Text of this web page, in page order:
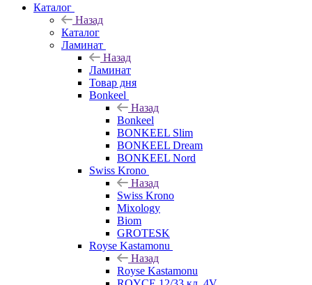
Каталог
Назад
Каталог
Ламинат
Назад
Ламинат
Товар дня
Bonkeel
Назад
Bonkeel
BONKEEL Slim
BONKEEL Dream
BONKEEL Nord
Swiss Krono
Назад
Swiss Krono
Mixology
Biom
GROTESK
Royse Kastamonu
Назад
Royse Kastamonu